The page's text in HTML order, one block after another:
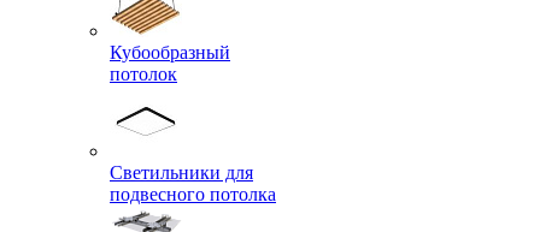
Кубообразный
потолок
Светильники для
подвесного потолка